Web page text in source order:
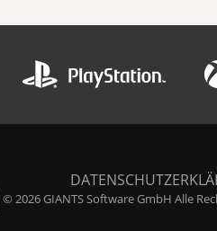
© 2026 GIANTS Software GmbH Alle